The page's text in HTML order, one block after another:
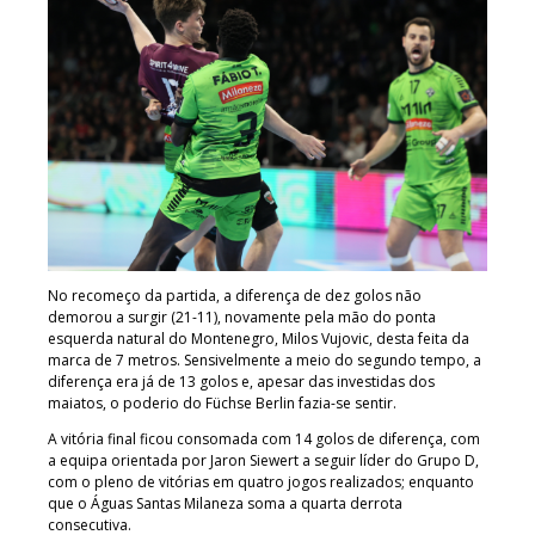
No recomeço da partida, a diferença de dez golos não
demorou a surgir (21-11), novamente pela mão do ponta
esquerda natural do Montenegro, Milos Vujovic, desta feita da
marca de 7 metros. Sensivelmente a meio do segundo tempo, a
diferença era já de 13 golos e, apesar das investidas dos
maiatos, o poderio do Füchse Berlin fazia-se sentir.
A vitória final ficou consomada com 14 golos de diferença, com
a equipa orientada por Jaron Siewert a seguir líder do Grupo D,
com o pleno de vitórias em quatro jogos realizados; enquanto
que o Águas Santas Milaneza soma a quarta derrota
consecutiva.